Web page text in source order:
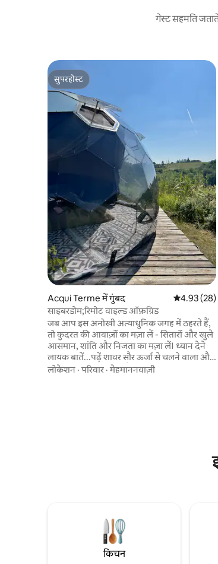
गेस्ट सहमति
सुपरहोस्ट
सुपरहोस्ट
Acqui Terme में गुंबद औसत रेटिंग
4.93 (28)
साइबरडोम;रिमोट वाइल्ड ऑफ़ग्रिड
जब आप इस अनोखी अत्याधुनिक जगह में ठहरते हैं,
तो कुदरत की आवाज़ों का मज़ा लें - सितारों और खुले
आसमान, शांति और निजता का मज़ा लें। ध्यान देने
लायक बातें...पढ़ें शावर सौर ऊर्जा से चलने वाला और
पोर्टेबल एयर कंडीशनिंग है। यह गुंबद में गर्म हो सकता
लोकेशन ·परिवार ·मेहमाननवाज़ी
किचन